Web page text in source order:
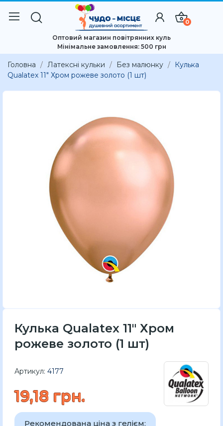
0
Оптовий магазин повітрянних куль
Мінімальне замовлення: 500 грн
Головна Латексні кульки Без малюнку
Кулька
Qualatex 11" Хром рожеве золото (1 шт)
Кулька Qualatex 11" Хром
рожеве золото (1 шт)
Артикул: 4177
19,18 грн.
Рекомендована ціна з гелієм: